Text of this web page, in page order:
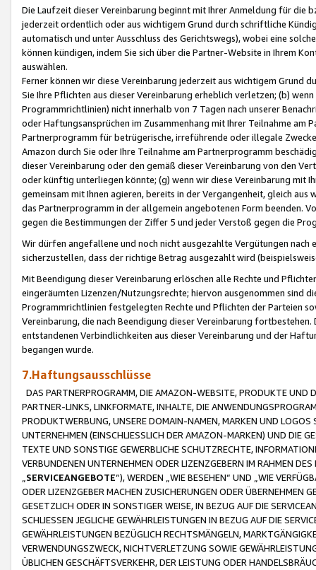
Die Laufzeit dieser Vereinbarung beginnt mit Ihrer Anmeldung für die
jederzeit ordentlich oder aus wichtigem Grund durch schriftliche
automatisch und unter Ausschluss des Gerichtswegs), wobei eine
können kündigen, indem Sie sich über die Partner-Website in Ihrem
auswählen.
Ferner können wir diese Vereinbarung jederzeit aus wichtigem Grund
Sie Ihre Pflichten aus dieser Vereinbarung erheblich verletzen; (b)
Programmrichtlinien) nicht innerhalb von 7 Tagen nach unserer
oder Haftungsansprüchen im Zusammenhang mit Ihrer Teilnahme am
Partnerprogramm für betrügerische, irreführende oder illegale
Amazon durch Sie oder Ihre Teilnahme am Partnerprogramm
dieser Vereinbarung oder den gemäß dieser Vereinbarung von den
oder künftig unterliegen könnte; (g) wenn wir diese Vereinbarung mit
gemeinsam mit Ihnen agieren, bereits in der Vergangenheit, gleich
das Partnerprogramm in der allgemein angebotenen Form beenden.
gegen die Bestimmungen der Ziffer 5 und jeder Verstoß gegen die
Wir dürfen angefallene und noch nicht ausgezahlte Vergütungen
sicherzustellen, dass der richtige Betrag ausgezahlt wird
Mit Beendigung dieser Vereinbarung erlöschen alle Rechte und
eingeräumten Lizenzen/Nutzungsrechte; hiervon ausgenommen sind
Programmrichtlinien festgelegten Rechte und Pflichten der Parteien
Vereinbarung, die nach Beendigung dieser Vereinbarung
entstandenen Verbindlichkeiten aus dieser Vereinbarung und der
begangen wurde.
7.Haftungsausschlüsse
DAS PARTNERPROGRAMM, DIE AMAZON-WEBSITE, PRODUKTE UND
PARTNER-LINKS, LINKFORMATE, INHALTE, DIE
PRODUKTWERBUNG, UNSERE DOMAIN-NAMEN, MARKEN UND
UNTERNEHMEN (EINSCHLIESSLICH DER AMAZON-MARKEN) UND DIE
TEXTE UND SONSTIGE GEWERBLICHE SCHUTZRECHTE,
VERBUNDENEN UNTERNEHMEN ODER LIZENZGEBERN IM RAHMEN
SERVICEANGEBOTE“), WERDEN „WIE BESEHEN“ UND „WIE
ODER LIZENZGEBER MACHEN ZUSICHERUNGEN ODER ÜBERNEHMEN
GESETZLICH ODER IN SONSTIGER WEISE, IN BEZUG AUF DIE
SCHLIESSEN JEGLICHE GEWÄHRLEISTUNGEN IN BEZUG AUF DIE
GEWÄHRLEISTUNGEN BEZÜGLICH RECHTSMÄNGELN,
VERWENDUNGSZWECK, NICHTVERLETZUNG SOWIE
ÜBLICHEN GESCHÄFTSVERKEHR, DER LEISTUNG ODER